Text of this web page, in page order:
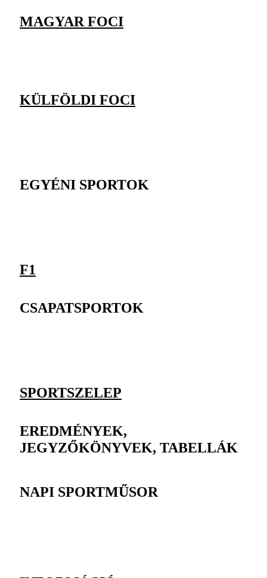
MAGYAR FOCI
KÜLFÖLDI FOCI
EGYÉNI SPORTOK
F1
CSAPATSPORTOK
SPORTSZELEP
EREDMÉNYEK,
JEGYZŐKÖNYVEK, TABELLÁK
NAPI SPORTMŰSOR